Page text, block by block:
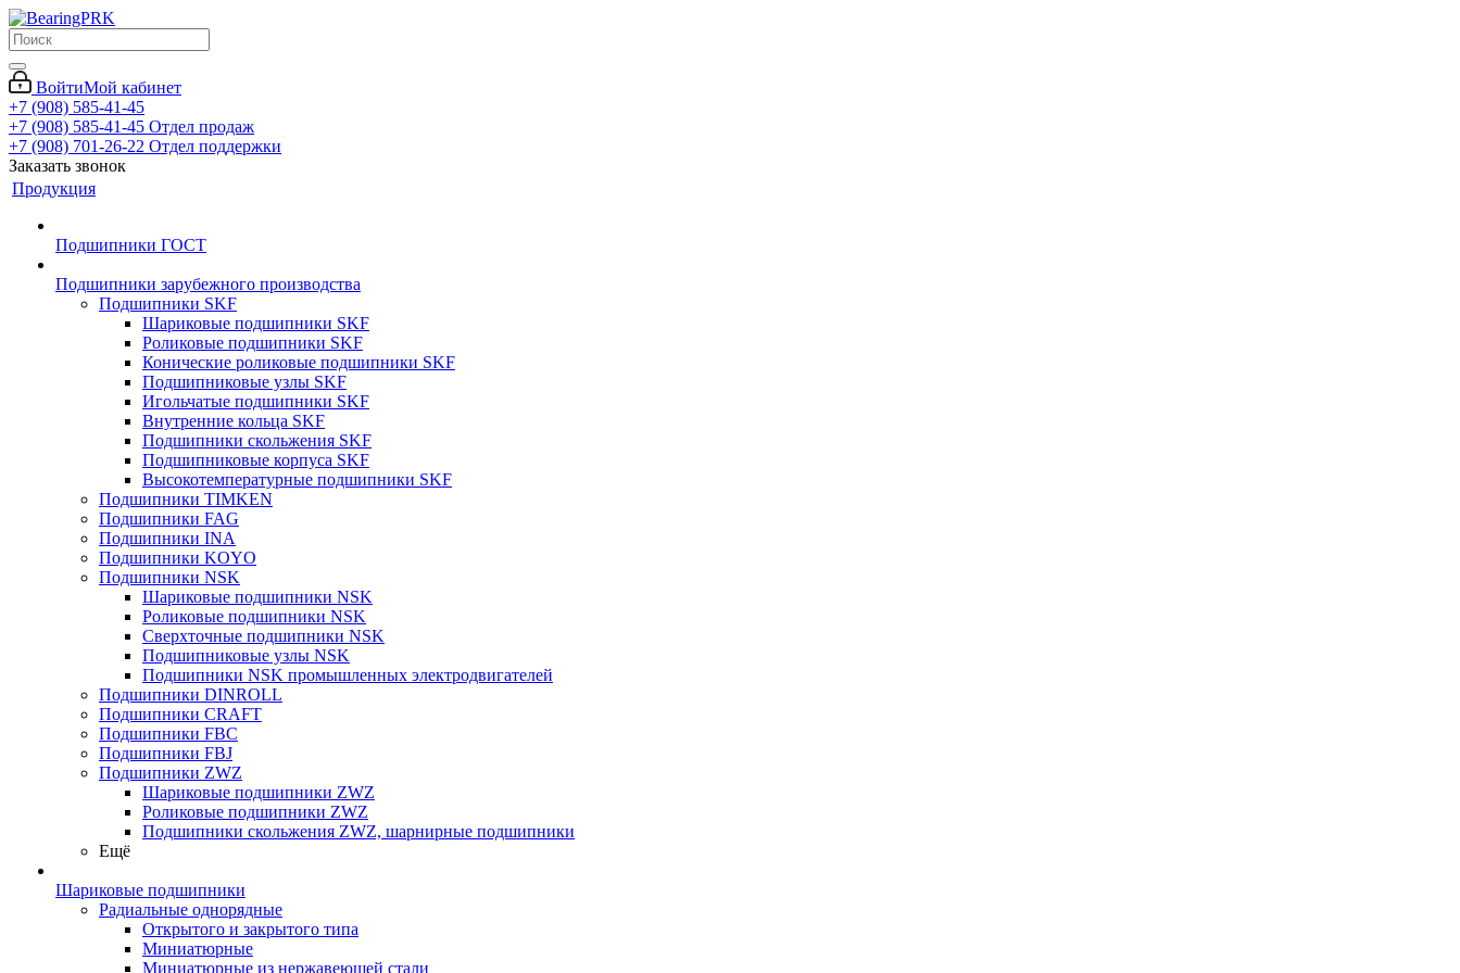
ВойтиМой кабинет
+7 (908) 585-41-45
+7 (908) 585-41-45 Отдел продаж
+7 (908) 701-26-22 Отдел поддержки
Заказать звонок
Продукция
Подшипники ГОСТ
Подшипники зарубежного производства
Подшипники SKF
Шариковые подшипники SKF
Роликовые подшипники SKF
Конические роликовые подшипники SKF
Подшипниковые узлы SKF
Игольчатые подшипники SKF
Внутренние кольца SKF
Подшипники скольжения SKF
Подшипниковые корпуса SKF
Высокотемпературные подшипники SKF
Подшипники TIMKEN
Подшипники FAG
Подшипники INA
Подшипники KOYO
Подшипники NSK
Шариковые подшипники NSK
Роликовые подшипники NSK
Сверхточные подшипники NSK
Подшипниковые узлы NSK
Подшипники NSK промышленных электродвигателей
Подшипники DINROLL
Подшипники CRAFT
Подшипники FBC
Подшипники FBJ
Подшипники ZWZ
Шариковые подшипники ZWZ
Роликовые подшипники ZWZ
Подшипники скольжения ZWZ, шарнирные подшипники
Ещё
Шариковые подшипники
Радиальные однорядные
Открытого и закрытого типа
Миниатюрные
Миниатюрные из нержавеющей стали